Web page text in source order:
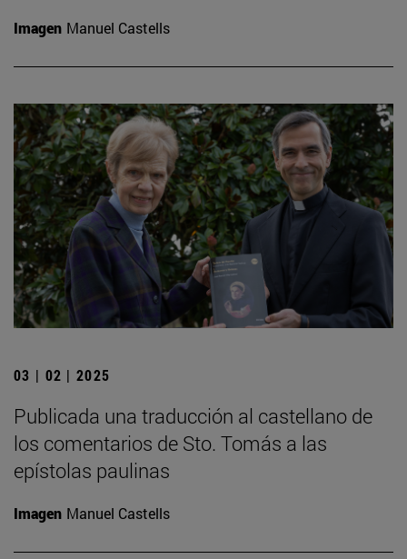
Imagen Manuel Castells
03 | 02 | 2025
Publicada una traducción al castellano de
los comentarios de Sto. Tomás a las
epístolas paulinas
Imagen Manuel Castells